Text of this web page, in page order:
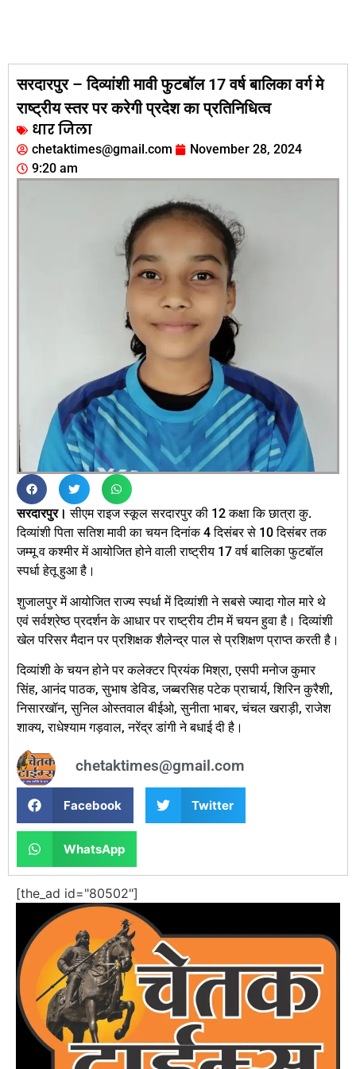
सरदारपुर – दिव्यांशी मावी फुटबॉल 17 वर्ष बालिका वर्ग मे
राष्ट्रीय स्तर पर करेगी प्रदेश का प्रतिनिधित्व
धार जिला
chetaktimes@gmail.com
November 28, 2024
9:20 am
सरदारपुर। सीएम राइज स्कूल सरदारपुर की 12 कक्षा कि छात्रा कु.
दिव्यांशी पिता सतिश मावी का चयन दिनांक 4 दिसंबर से 10 दिसंबर तक
जम्मू व कश्मीर में आयोजित होने वाली राष्ट्रीय 17 वर्ष बालिका फुटबॉल
स्पर्धा हेतू हुआ है।
शुजालपुर में आयोजित राज्य स्पर्धा में दिव्यांशी ने सबसे ज्यादा गोल मारे थे
एवं सर्वश्रेष्ठ प्रदर्शन के आधार पर राष्ट्रीय टीम में चयन हुवा है। दिव्यांशी
खेल परिसर मैदान पर प्रशिक्षक शैलेन्द्र पाल से प्रशिक्षण प्राप्त करती है।
दिव्यांशी के चयन होने पर कलेक्टर प्रियंक मिश्रा, एसपी मनोज कुमार
सिंह, आनंद पाठ‌क, सुभाष डेविड, जब्बरसिह पटेक प्राचार्य, शिरिन कुरैशी,
निसारखॉन, सुनिल ओस्तवाल बीईओ, सुनीता भाबर, चंचल खराड़ी, राजेश
शाक्य, राधेश्याम गड़वाल, नरेंद्र डांगी ने बधाई दी है।
chetaktimes@gmail.com
Facebook Twitter
WhatsApp
[the_ad id="80502"]